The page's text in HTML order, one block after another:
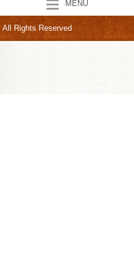
MENU
Rights Reserved